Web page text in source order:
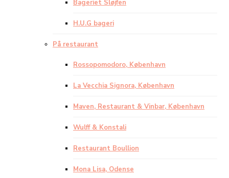
Bageriet Sløjfen
H.U.G bageri
På restaurant
Rossopomodoro, København
La Vecchia Signora, København
Maven, Restaurant & Vinbar, København
Wulff & Konstali
Restaurant Boullion
Mona Lisa, Odense